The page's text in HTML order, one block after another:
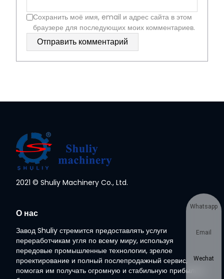
Сохранить моё имя, email и адрес сайта в этом
браузере для последующих моих комментариев.
2021 © Shuliy Machinery Co., Ltd.
О нас
Завод Shuliy стремится предоставлять услуги
переработчикам угля по всему миру, используя
передовые промышленные технологии, зрелое
проектирование и полный послепродажный сервис,
помогая им получать огромную и стабильную прибыль в
Whatsapp
Email
Wechat